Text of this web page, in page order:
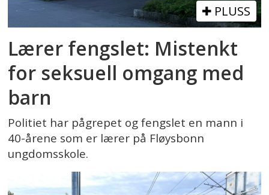
PLUSS
Lærer fengslet: Mistenkt
for seksuell omgang med
barn
Politiet har pågrepet og fengslet en mann i
40-årene som er lærer på Fløysbonn
ungdomsskole.